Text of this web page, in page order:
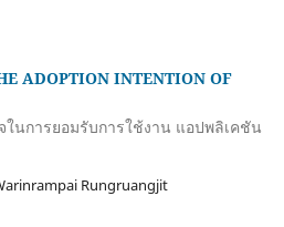
ADOPTION INTENTION OF
นการยอมรับการใช้งาน แอปพลิเคชัน
Rungruangjit